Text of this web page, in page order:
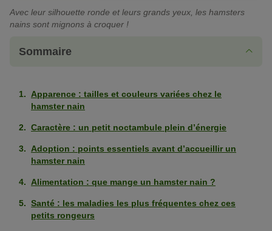
Avec leur silhouette ronde et leurs grands yeux, les hamsters
nains sont mignons à croquer !
Sommaire
Apparence : tailles et couleurs variées chez le
hamster nain
Caractère : un petit noctambule plein d’énergie
Adoption : points essentiels avant d’accueillir un
hamster nain
Alimentation : que mange un hamster nain ?
Santé : les maladies les plus fréquentes chez ces
petits rongeurs